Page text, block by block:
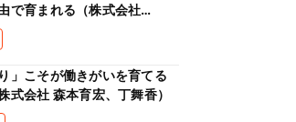
で育まれる（株式会社
川添克子）
」こそが働きがいを育てる
式会社 森本育宏、丁舞香）